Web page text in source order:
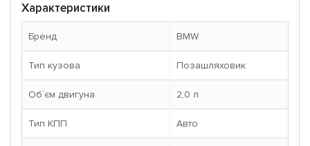
Характеристики
Бренд BMW
Тип кузова Позашляховик
Об`єм двигуна 2,0 л
Тип КПП Авто